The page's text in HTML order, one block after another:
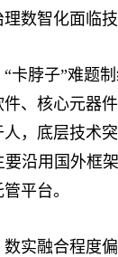
数智化面临
脖子”难题制
、核心元器
，底层技术
要沿用国外框
平台。
融合程度偏